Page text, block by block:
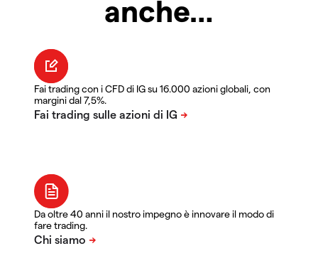
anche…
Fai trading con i CFD di IG su 16.000 azioni globali, con
margini dal 7,5%.
Da oltre 40 anni il nostro impegno è innovare il modo di
fare trading.